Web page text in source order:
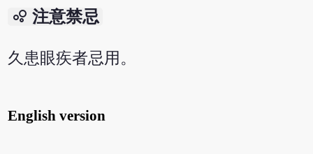
bubble_chart 注意禁忌
久患眼疾者忌用。
English version